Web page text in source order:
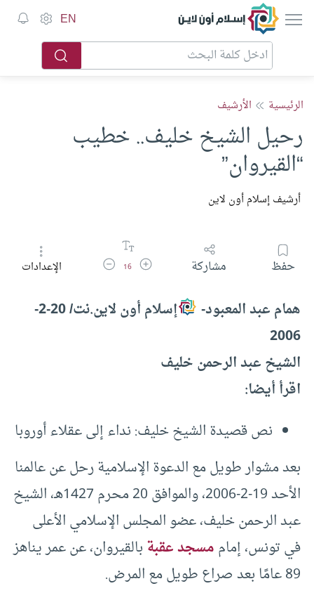
إسلام أون لاين EN
الرئيسية الأرشيف
رحيل الشيخ خليف.. خطيب
“القيروان”
أرشيف إسلام أون لاين
حفظ مشاركة زيادة حجم الخط
16 تقليل حجم الخطالإعدادات
همام عبد المعبود-
إسلام أون لاين.نت/ 20-2-
2006
الشيخ عبد الرحمن خليف
اقرأ أيضا:
نص قصيدة الشيخ خليف: نداء إلى عقلاء أوروبا
بعد مشوار طويل مع الدعوة الإسلامية رحل عن عالمنا
الأحد 19-2-2006، والموافق 20 محرم 1427هـ، الشيخ
عبد الرحمن خليف، عضو المجلس الإسلامي الأعلى
في تونس، إماممسجد عقبةبالقيروان، عن عمر يناهز
89 عامًا بعد صراع طويل مع المرض.